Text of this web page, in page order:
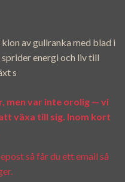
klon av gullranka med blad i
energi och liv till
s
men var inte orolig — vi
växa till sig. Inom kort
så får du ett email så